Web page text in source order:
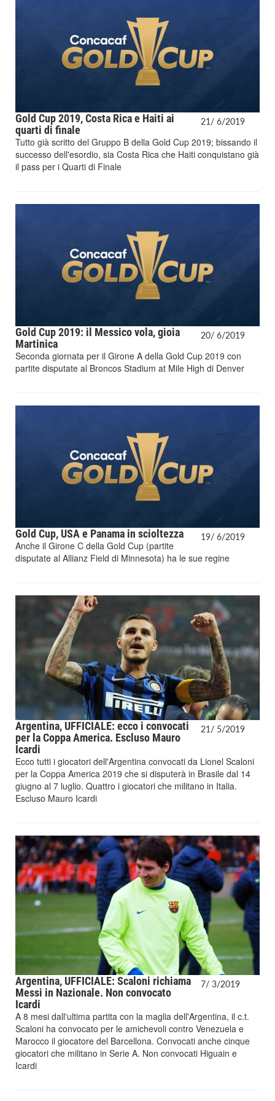
21/ 6/2019
Gold Cup 2019, Costa Rica e Haiti ai
quarti di finale
Tutto già scritto del Gruppo B della Gold Cup 2019; bissando il
successo dell'esordio, sia Costa Rica che Haiti conquistano già
il pass per i Quarti di Finale
20/ 6/2019
Gold Cup 2019: il Messico vola, gioia
Martinica
Seconda giornata per il Girone A della Gold Cup 2019 con
partite disputate al Broncos Stadium at Mile High di Denver
19/ 6/2019
Gold Cup, USA e Panama in scioltezza
Anche il Girone C della Gold Cup (partite
disputate al Allianz Field di Minnesota) ha le sue regine
21/ 5/2019
Argentina, UFFICIALE: ecco i convocati
per la Coppa America. Escluso Mauro
Icardi
Ecco tutti i giocatori dell'Argentina convocati da Lionel Scaloni
per la Coppa America 2019 che si disputerà in Brasile dal 14
giugno al 7 luglio. Quattro i giocatori che militano in Italia.
Escluso Mauro Icardi
7/ 3/2019
Argentina, UFFICIALE: Scaloni richiama
Messi in Nazionale. Non convocato
Icardi
A 8 mesi dall'ultima partita con la maglia dell'Argentina, il c.t.
Scaloni ha convocato per le amichevoli contro Venezuela e
Marocco il giocatore del Barcellona. Convocati anche cinque
giocatori che militano in Serie A. Non convocati Higuain e
Icardi